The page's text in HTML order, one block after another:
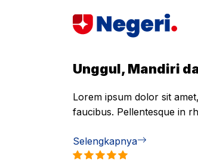
Unggul, Mandiri
Lorem ipsum dolor sit
faucibus. Pellentesque in
Selengkapnya